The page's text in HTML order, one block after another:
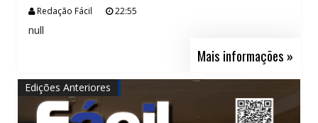
Redação Fácil 22:55
null
Mais informações »
Edições Anteriores